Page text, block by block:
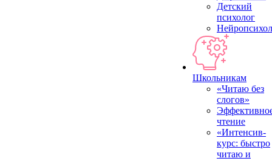
Детский
психолог
Школьникам
«Читаю без
слогов»
чтение
«Интенсив-
курс: быстро
читаю и